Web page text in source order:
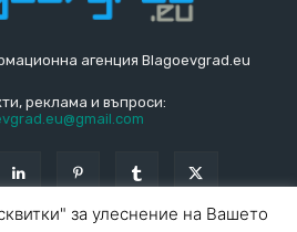
агенция Blagoevgrad.eu
реклама и въпроси:
за улеснение на Вашето